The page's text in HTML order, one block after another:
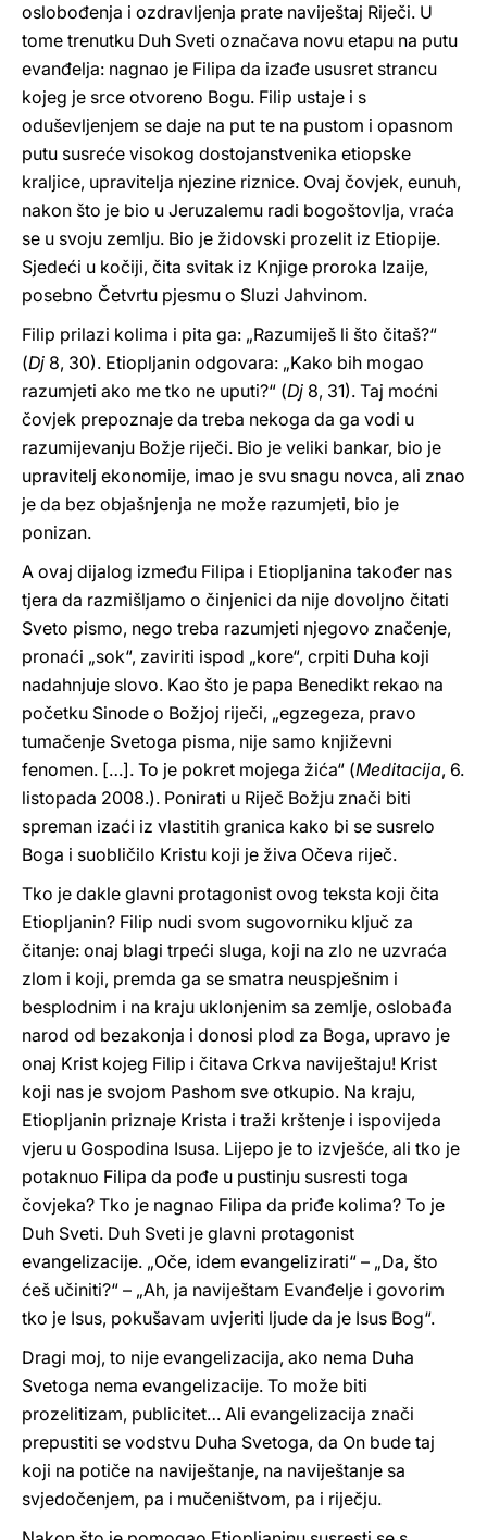
oslobođenja i ozdravljenja prate naviještaj Riječi. U
tome trenutku Duh Sveti označava novu etapu na putu
evanđelja: nagnao je Filipa da izađe ususret strancu
kojeg je srce otvoreno Bogu. Filip ustaje i s
oduševljenjem se daje na put te na pustom i opasnom
putu susreće visokog dostojanstvenika etiopske
kraljice, upravitelja njezine riznice. Ovaj čovjek, eunuh,
nakon što je bio u Jeruzalemu radi bogoštovlja, vraća
se u svoju zemlju. Bio je židovski prozelit iz Etiopije.
Sjedeći u kočiji, čita svitak iz Knjige proroka Izaije,
posebno Četvrtu pjesmu o Sluzi Jahvinom.
Filip prilazi kolima i pita ga: „Razumiješ li što čitaš?“
(Dj 8, 30). Etiopljanin odgovara: „Kako bih mogao
razumjeti ako me tko ne uputi?“ (Dj 8, 31). Taj moćni
čovjek prepoznaje da treba nekoga da ga vodi u
razumijevanju Božje riječi. Bio je veliki bankar, bio je
upravitelj ekonomije, imao je svu snagu novca, ali znao
je da bez objašnjenja ne može razumjeti, bio je
ponizan.
A ovaj dijalog između Filipa i Etiopljanina također nas
tjera da razmišljamo o činjenici da nije dovoljno čitati
Sveto pismo, nego treba razumjeti njegovo značenje,
pronaći „sok“, zaviriti ispod „kore“, crpiti Duha koji
nadahnjuje slovo. Kao što je papa Benedikt rekao na
početku Sinode o Božjoj riječi, „egzegeza, pravo
tumačenje Svetoga pisma, nije samo književni
fenomen. […]. To je pokret mojega žića“ (Meditacija, 6.
listopada 2008.). Ponirati u Riječ Božju znači biti
spreman izaći iz vlastitih granica kako bi se susrelo
Boga i suobličilo Kristu koji je živa Očeva riječ.
Tko je dakle glavni protagonist ovog teksta koji čita
Etiopljanin? Filip nudi svom sugovorniku ključ za
čitanje: onaj blagi trpeći sluga, koji na zlo ne uzvraća
zlom i koji, premda ga se smatra neuspješnim i
besplodnim i na kraju uklonjenim sa zemlje, oslobađa
narod od bezakonja i donosi plod za Boga, upravo je
onaj Krist kojeg Filip i čitava Crkva naviještaju! Krist
koji nas je svojom Pashom sve otkupio. Na kraju,
Etiopljanin priznaje Krista i traži krštenje i ispovijeda
vjeru u Gospodina Isusa. Lijepo je to izvješće, ali tko je
potaknuo Filipa da pođe u pustinju susresti toga
čovjeka? Tko je nagnao Filipa da priđe kolima? To je
Duh Sveti. Duh Sveti je glavni protagonist
evangelizacije. „Oče, idem evangelizirati“ – „Da, što
ćeš učiniti?“ – „Ah, ja naviještam Evanđelje i govorim
tko je Isus, pokušavam uvjeriti ljude da je Isus Bog“.
Dragi moj, to nije evangelizacija, ako nema Duha
Svetoga nema evangelizacije. To može biti
prozelitizam, publicitet… Ali evangelizacija znači
prepustiti se vodstvu Duha Svetoga, da On bude taj
koji na potiče na naviještanje, na naviještanje sa
svjedočenjem, pa i mučeništvom, pa i riječju.